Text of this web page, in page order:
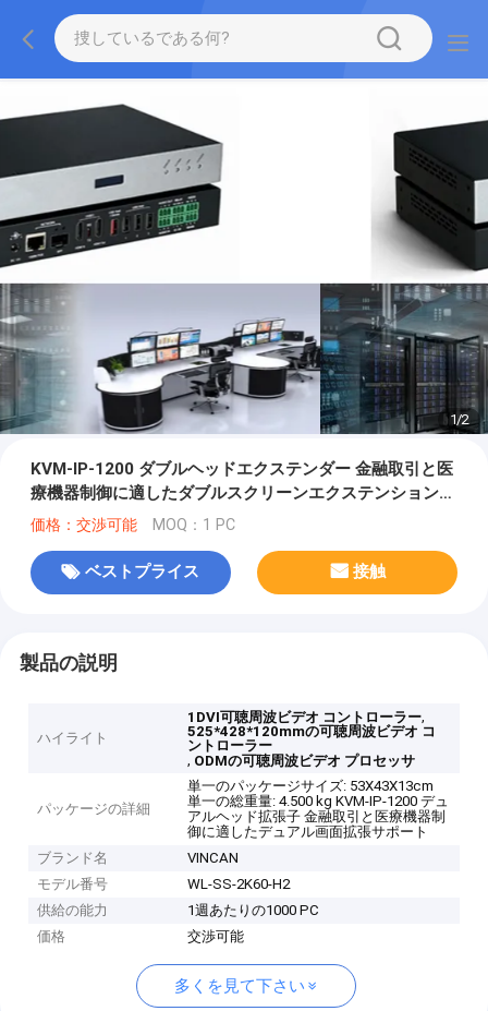
1/2
KVM-IP-1200 ダブルヘッドエクステンダー 金融取引と医
療機器制御に適したダブルスクリーンエクステンションサ
ポート
価格：交渉可能 MOQ：1 PC
ベストプライス 接触
製品の説明
ハイライト
1DVI可聴周波ビデオ コントローラー,
525*428*120mmの可聴周波ビデオ コ
ントローラー
, ODMの可聴周波ビデオ プロセッサ
パッケージの詳細
単一のパッケージサイズ: 53X43X13cm
単一の総重量: 4.500 kg KVM-IP-1200 デュ
アルヘッド拡張子 金融取引と医療機器制
御に適したデュアル画面拡張サポート
ブランド名
VINCAN
モデル番号
WL-SS-2K60-H2
供給の能力
1週あたりの1000 PC
価格
交渉可能
多くを見て下さい